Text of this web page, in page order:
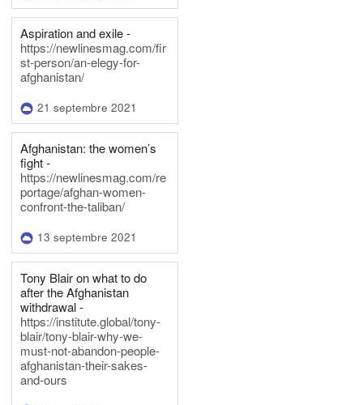
Aspiration and exile -
https://newlinesmag.com/fir
st-person/an-elegy-for-
afghanistan/
21 septembre 2021
Afghanistan: the women’s
fight -
https://newlinesmag.com/re
portage/afghan-women-
confront-the-taliban/
13 septembre 2021
Tony Blair on what to do
after the Afghanistan
withdrawal -
https://institute.global/tony-
blair/tony-blair-why-we-
must-not-abandon-people-
afghanistan-their-sakes-
and-ours